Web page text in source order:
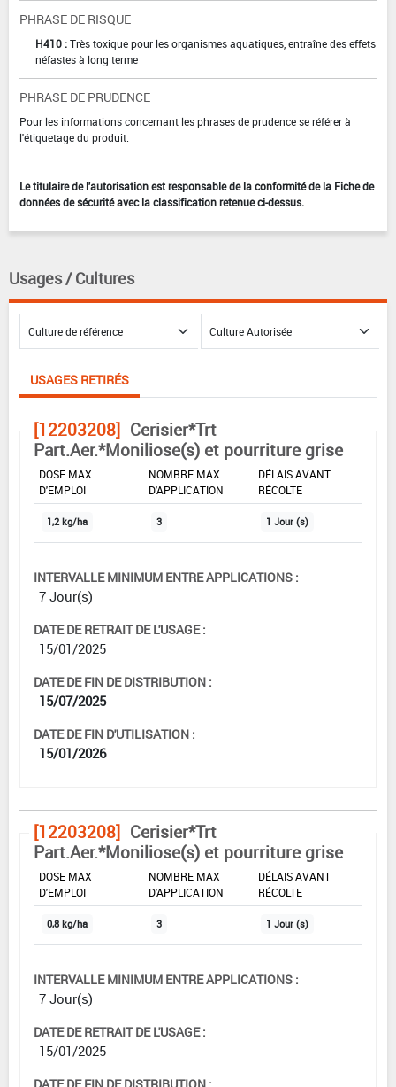
PHRASE DE RISQUE
H410 :Très toxique pour les organismes aquatiques, entraîne des effets
néfastes à long terme
PHRASE DE PRUDENCE
Pour les informations concernant les phrases de prudence se référer à
l'étiquetage du produit.
Le titulaire de l'autorisation est responsable de la conformité de la Fiche de
données de sécurité avec la classification retenue ci-dessus.
Usages / Cultures
USAGES RETIRÉS
[12203208] Cerisier*Trt
Part.Aer.*Moniliose(s) et pourriture grise
DOSE MAX
D'EMPLOI
NOMBRE MAX
D'APPLICATION
DÉLAIS AVANT
RÉCOLTE
1,2 kg/ha 3 1 Jour (s)
INTERVALLE MINIMUM ENTRE APPLICATIONS :
7 Jour(s)
DATE DE RETRAIT DE L'USAGE :
15/01/2025
DATE DE FIN DE DISTRIBUTION :
15/07/2025
DATE DE FIN D'UTILISATION :
15/01/2026
[12203208] Cerisier*Trt
Part.Aer.*Moniliose(s) et pourriture grise
DOSE MAX
D'EMPLOI
NOMBRE MAX
D'APPLICATION
DÉLAIS AVANT
RÉCOLTE
0,8 kg/ha 3 1 Jour (s)
INTERVALLE MINIMUM ENTRE APPLICATIONS :
7 Jour(s)
DATE DE RETRAIT DE L'USAGE :
15/01/2025